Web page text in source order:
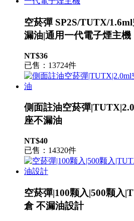
空菸彈 SP2S/TUTX/
漏油|通用一代電子煙主機
NT$36
已售：13724件
側面註油空菸彈
座不漏油
NT$40
已售：14320件
空菸彈|100颗入|500颗入
倉 不漏油設計